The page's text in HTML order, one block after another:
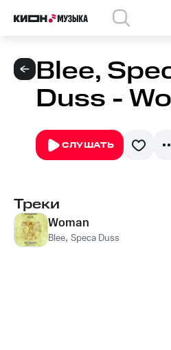
Blee,
Duss -
СЛУШАТЬ
Треки
Woman
Blee, Speca Duss